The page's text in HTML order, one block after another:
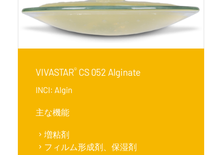
VIVASTAR® CS 052 Alginate
INCI: Algin
主な機能
増粘剤
フィルム形成剤、保湿剤